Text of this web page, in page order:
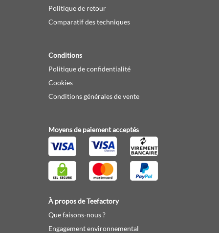
Politique de retour
Comparatif des techniques
Conditions
Politique de confidentialité
Cookies
Conditions générales de vente
Moyens de paiement acceptés
À propos de Teefactory
Que faisons-nous ?
Engagement environnemental